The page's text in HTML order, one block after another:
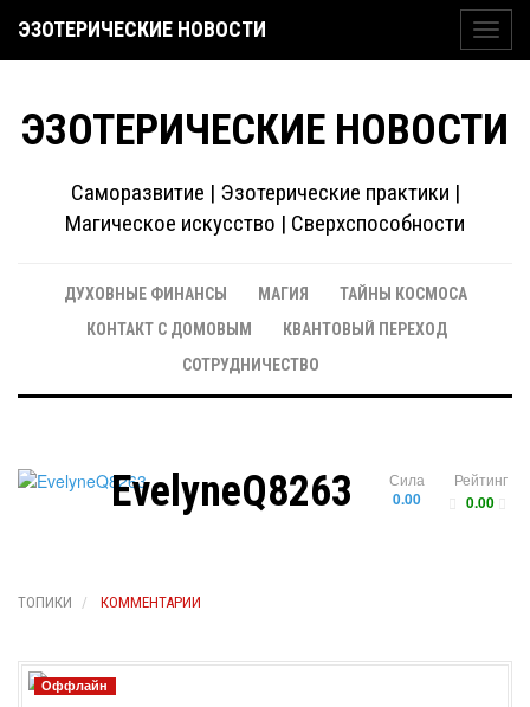
ЭЗОТЕРИЧЕСКИЕ НОВОСТИ
ЭЗОТЕРИЧЕСКИЕ НОВОСТИ
Саморазвитие | Эзотерические практики |
Магическое искусство | Сверхспособности
ДУХОВНЫЕ ФИНАНСЫ МАГИЯ
ТАЙНЫ КОСМОСА
КОНТАКТ С ДОМОВЫМ
КВАНТОВЫЙ ПЕРЕХОД
СОТРУДНИЧЕСТВО
Рейтинг
0.00
Сила
0.00
EvelyneQ8263
ТОПИКИ КОММЕНТАРИИ
Оффлайн